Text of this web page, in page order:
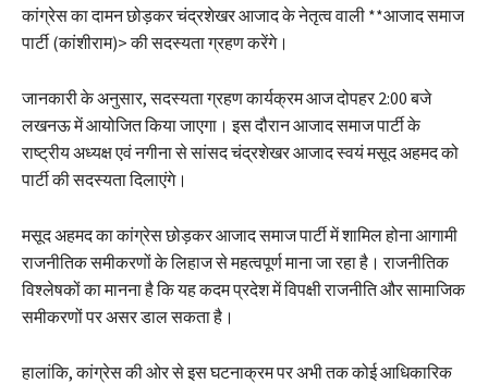
कांग्रेस का दामन छोड़कर चंद्रशेखर आजाद के नेतृत्व वाली **आजाद समाज
पार्टी (कांशीराम)> की सदस्यता ग्रहण करेंगे।
जानकारी के अनुसार, सदस्यता ग्रहण कार्यक्रम आज दोपहर 2:00 बजे
लखनऊ में आयोजित किया जाएगा। इस दौरान आजाद समाज पार्टी के
राष्ट्रीय अध्यक्ष एवं नगीना से सांसद चंद्रशेखर आजाद स्वयं मसूद अहमद को
पार्टी की सदस्यता दिलाएंगे।
मसूद अहमद का कांग्रेस छोड़कर आजाद समाज पार्टी में शामिल होना आगामी
राजनीतिक समीकरणों के लिहाज से महत्वपूर्ण माना जा रहा है। राजनीतिक
विश्लेषकों का मानना है कि यह कदम प्रदेश में विपक्षी राजनीति और सामाजिक
समीकरणों पर असर डाल सकता है।
हालांकि, कांग्रेस की ओर से इस घटनाक्रम पर अभी तक कोई आधिकारिक